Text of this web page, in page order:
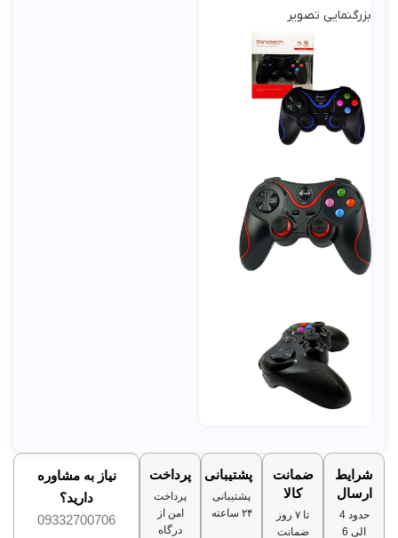
بزرگنمایی تصویر
شرایط
ارسال
حدود 4
الی 6
ضمانت
کالا
تا ۷ روز
ضمانت
پشتیبانی
پشتیبانی
۲۴ ساعته
پرداخت
پرداخت
امن از
درگاه
نیاز به مشاوره
دارید؟
09332700706